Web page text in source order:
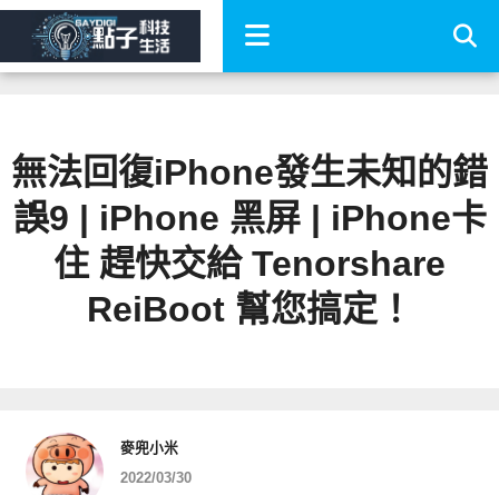
無法回復iPhone發生未知的錯
誤9 | iPhone 黑屏 | iPhone卡
住 趕快交給 Tenorshare
ReiBoot 幫您搞定！
麥兜小米
2022/03/30